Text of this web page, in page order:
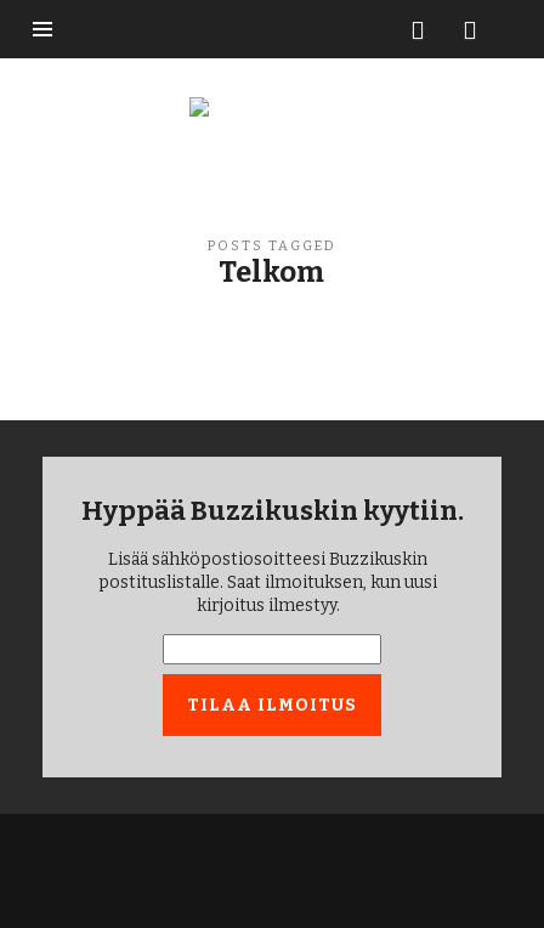
Buzzikuski
POSTS TAGGED
Telkom
Hyppää Buzzikuskin kyytiin.
Lisää sähköpostiosoitteesi Buzzikuskin
postituslistalle. Saat ilmoituksen, kun uusi
kirjoitus ilmestyy.